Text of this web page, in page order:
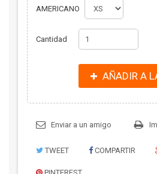
AMERICANO
Cantidad
AÑADIR A
Enviar a un amigo
TWEET COMPARTIR